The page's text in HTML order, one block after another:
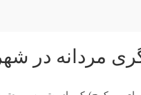
مردانه در